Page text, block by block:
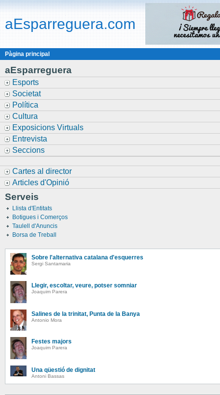
aEsparreguera.com
Pàgina principal
aEsparreguera
Esports
Societat
Política
Cultura
Exposicions Virtuals
Entrevista
Seccions
Cartes al director
Articles d'Opinió
Serveis
Llista d'Entitats
Botigues i Comerços
Taulell d'Anuncis
Borsa de Treball
Sobre l'alternativa catalana d'esquerres
Sergi Santamaria
Llegir, escoltar, veure, potser somniar
Joaquim Parera
Salines de la trinitat, Punta de la Banya
Antonio Mora
Festes majors
Joaquim Parera
Una qüestió de dignitat
Antoni Bassas